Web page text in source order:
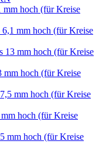
mm hoch (für Kreise
mm hoch (für Kreise
13 mm hoch (für Kreise
mm hoch (für Kreise
mm hoch (für Kreise
hoch (für Kreise
mm hoch (für Kreise